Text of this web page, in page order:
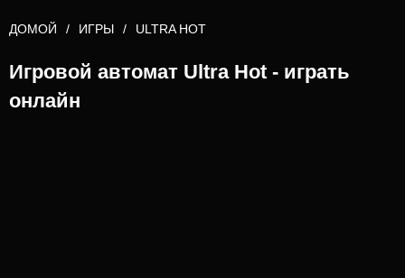
ДОМОЙ ИГРЫ ULTRA HOT
Игровой автомат Ultra Hot - играть
онлайн